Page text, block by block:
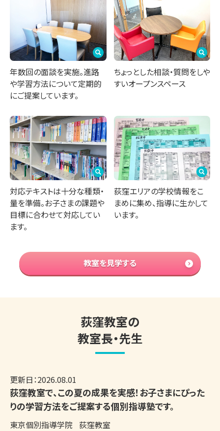
年数回の面談を実施。進路
や学習方法について定期的
にご提案しています。
ちょっとした相談・質問をしや
すいオープンスペース
対応テキストは十分な種類・
量を準備。お子さまの課題や
目標に合わせて対応してい
ます。
荻窪エリアの学校情報をこ
まめに集め、指導に生かして
います。
教室を見学する
荻窪教室の
教室長・先生
更新日：2026.08.01
荻窪教室で、この夏の成果を実感！お子さまにぴった
りの学習方法をご提案する個別指導塾です。
東京個別指導学院
荻窪教室